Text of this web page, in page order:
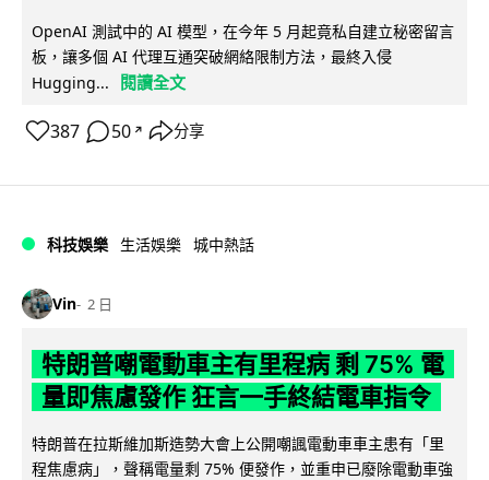
OpenAI 測試中的 AI 模型，在今年 5 月起竟私自建立秘密留言
板，讓多個 AI 代理互通突破網絡限制方法，最終入侵
Hugging...
閱讀全文
387 50 ↗ 分享
科技娛樂 生活娛樂 城中熱話
Vin 2 日
特朗普嘲電動車主有里程病 剩 75% 電
量即焦慮發作 狂言一手終結電車指令
特朗普在拉斯維加斯造勢大會上公開嘲諷電動車車主患有「里
程焦慮病」，聲稱電量剩 75% 便發作，並重申已廢除電動車強